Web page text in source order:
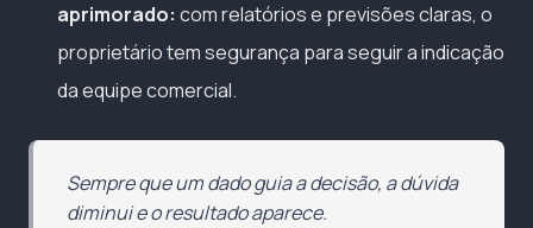
aprimorado: com relatórios e previsões claras, o
proprietário tem segurança para seguir a indicação
da equipe comercial.
Sempre que um dado guia a decisão, a dúvida
diminui e o resultado aparece.